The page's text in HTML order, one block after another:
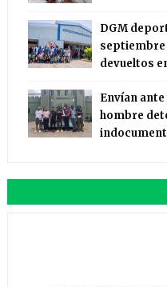
DGM
septiembre
devueltos
Envían
hombre